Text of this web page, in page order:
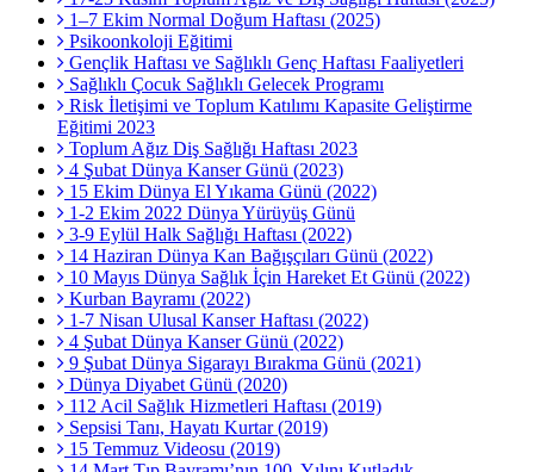
1–7 Ekim Normal Doğum Haftası (2025)
Psikoonkoloji Eğitimi
Gençlik Haftası ve Sağlıklı Genç Haftası Faaliyetleri
Sağlıklı Çocuk Sağlıklı Gelecek Programı
Risk İletişimi ve Toplum Katılımı Kapasite Geliştirme
Eğitimi 2023
Toplum Ağız Diş Sağlığı Haftası 2023
4 Şubat Dünya Kanser Günü (2023)
15 Ekim Dünya El Yıkama Günü (2022)
1-2 Ekim 2022 Dünya Yürüyüş Günü
3-9 Eylül Halk Sağlığı Haftası (2022)
14 Haziran Dünya Kan Bağışçıları Günü (2022)
10 Mayıs Dünya Sağlık İçin Hareket Et Günü (2022)
Kurban Bayramı (2022)
1-7 Nisan Ulusal Kanser Haftası (2022)
4 Şubat Dünya Kanser Günü (2022)
9 Şubat Dünya Sigarayı Bırakma Günü (2021)
Dünya Diyabet Günü (2020)
112 Acil Sağlık Hizmetleri Haftası (2019)
Sepsisi Tanı, Hayatı Kurtar (2019)
15 Temmuz Videosu (2019)